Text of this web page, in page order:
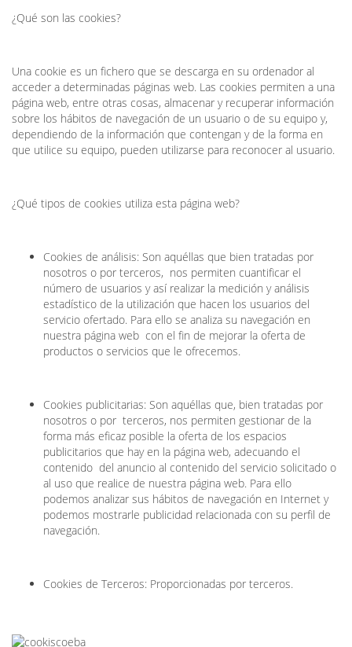
¿Qué son las cookies?
Una cookie es un fichero que se descarga en su ordenador al
acceder a determinadas páginas web. Las cookies permiten a una
página web, entre otras cosas, almacenar y recuperar información
sobre los hábitos de navegación de un usuario o de su equipo y,
dependiendo de la información que contengan y de la forma en
que utilice su equipo, pueden utilizarse para reconocer al usuario.
¿Qué tipos de cookies utiliza esta página web?
Cookies de análisis: Son aquéllas que bien tratadas por
nosotros o por terceros, nos permiten cuantificar el
número de usuarios y así realizar la medición y análisis
estadístico de la utilización que hacen los usuarios del
servicio ofertado. Para ello se analiza su navegación en
nuestra página web con el fin de mejorar la oferta de
productos o servicios que le ofrecemos.
Cookies publicitarias: Son aquéllas que, bien tratadas por
nosotros o por terceros, nos permiten gestionar de la
forma más eficaz posible la oferta de los espacios
publicitarios que hay en la página web, adecuando el
contenido del anuncio al contenido del servicio solicitado o
al uso que realice de nuestra página web. Para ello
podemos analizar sus hábitos de navegación en Internet y
podemos mostrarle publicidad relacionada con su perfil de
navegación.
Cookies de Terceros: Proporcionadas por terceros.